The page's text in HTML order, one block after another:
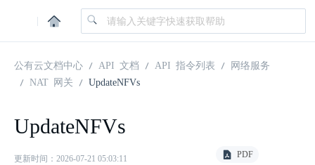
|
公有云文档中心 API 文档 API 指令列表
网络服务
NAT 网关
UpdateNFVs
UpdateNFVs
更新时间：2026-07-21 05:03:11 PDF